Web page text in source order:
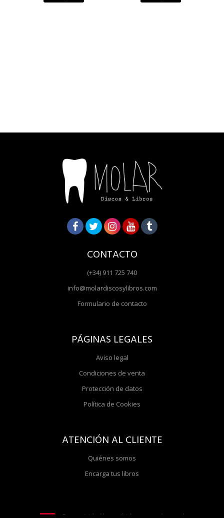
CONTACTO
(+34) 911 725 740
info@molardiscosylibros.com
Formulario de contacto
PÁGINAS LEGALES
Aviso legal
Condiciones de venta
Protección de datos
Política de Cookies
ATENCIÓN AL CLIENTE
Quiénes somos
Encarga tus libros
Esta actividad ha recibido una ayuda para la